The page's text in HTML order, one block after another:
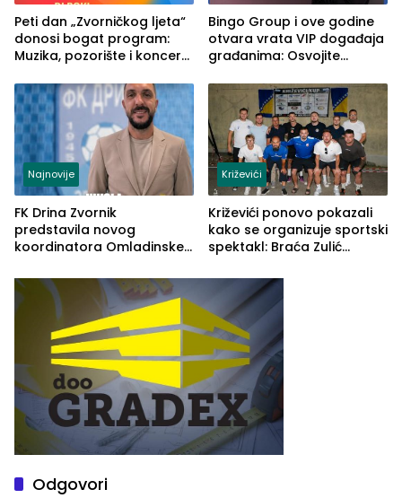
Peti dan „Zvorničkog ljeta“
donosi bogat program:
Muzika, pozorište i koncert
Bingo Group i ove godine
otvara vrata VIP događaja
građanima: Osvojite
Graše
Najnovije
FK Drina Zvornik
predstavila novog
koordinatora Omladinske
Križevići
Križevići ponovo pokazali
kako se organizuje sportski
spektakl: Braća Zulić
Odgovori